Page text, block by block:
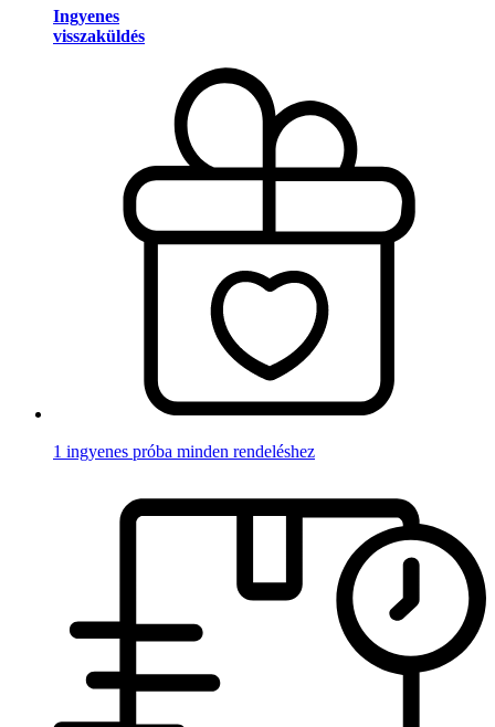
Ingyenes
visszaküldés
1 ingyenes próba minden rendeléshez